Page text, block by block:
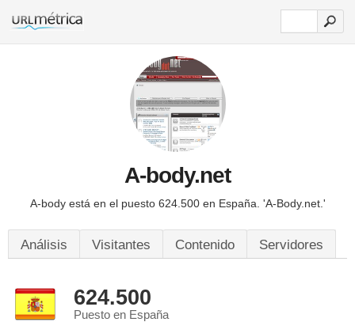
A-body.net
A-body está en el puesto 624.500 en España. 'A-Body.net.'
Análisis Visitantes Contenido Servidores
624.500
Puesto en España